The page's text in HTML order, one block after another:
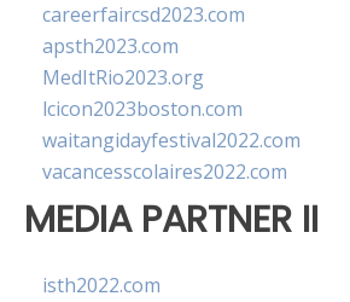
careerfaircsd2023.com
apsth2023.com
MedItRio2023.org
lcicon2023boston.com
waitangidayfestival2022.com
vacancesscolaires2022.com
MEDIA PARTNER II
isth2022.com